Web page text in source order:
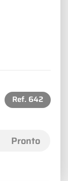
Ref. 642
Pronto